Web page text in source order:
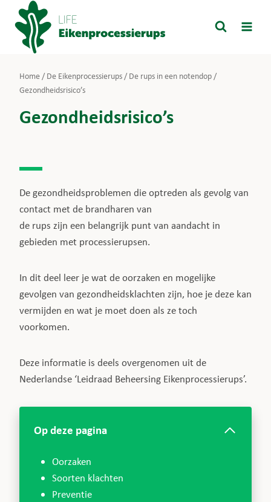
Doorgaan
naar
inhoud
Home / De Eikenprocessierups / De rups in een notendop /
Gezondheidsrisico’s
Gezondheidsrisico’s
De gezondheidsproblemen die optreden als gevolg van
contact met de brandharen van
de rups zijn een belangrijk punt van aandacht in
gebieden met processierupsen.
In dit deel leer je wat de oorzaken en mogelijke
gevolgen van gezondheidsklachten zijn, hoe je deze kan
vermijden en wat je moet doen als ze toch
voorkomen.
Deze informatie is deels overgenomen uit de
Nederlandse ‘Leidraad Beheersing Eikenprocessierups’.
Op deze pagina
Oorzaken
Soorten klachten
Preventie